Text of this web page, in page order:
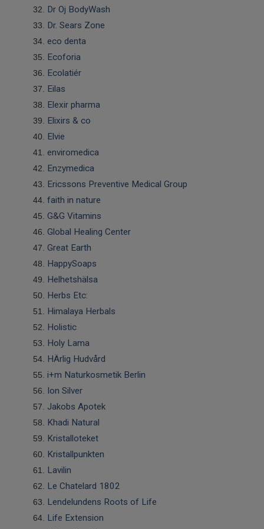
Dr Oj BodyWash
Dr. Sears Zone
eco denta
Ecoforia
Ecolatiér
Eilas
Elexir pharma
Elixirs & co
Elvie
enviromedica
Enzymedica
Ericssons Preventive Medical Group
faith in nature
G&G Vitamins
Global Healing Center
Great Earth
HappySoaps
Helhetshälsa
Herbs Etc:
Himalaya Herbals
Holistic
Holy Lama
HÄrlig Hudvård
i+m Naturkosmetik Berlin
Ion Silver
Jakobs Apotek
Khadi Natural
Kristalloteket
Kristallpunkten
Lavilin
Le Chatelard 1802
Lendelundens Roots of Life
Life Extension